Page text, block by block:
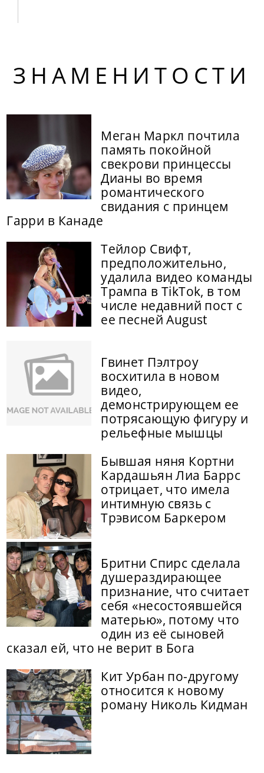
ЗНАМЕНИТОСТИ
Меган Маркл почтила
память покойной
свекрови принцессы
Дианы во время
романтического
свидания с принцем
Гарри в Канаде
Тейлор Свифт,
предположительно,
удалила видео команды
Трампа в TikTok, в том
числе недавний пост с
ее песней August
Гвинет Пэлтроу
восхитила в новом
видео,
демонстрирующем ее
потрясающую фигуру и
рельефные мышцы
Бывшая няня Кортни
Кардашьян Лиа Баррс
отрицает, что имела
интимную связь с
Трэвисом Баркером
Бритни Спирс сделала
душераздирающее
признание, что считает
себя «несостоявшейся
матерью», потому что
один из её сыновей
сказал ей, что не верит в Бога
Кит Урбан по-другому
относится к новому
роману Николь Кидман